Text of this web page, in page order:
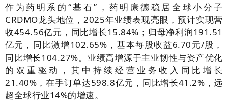
作为药明系的“基石”，药明康德稳居全球小分子
CRDMO龙头地位，2025年业绩表现亮眼，预计实现营
收454.56亿元，同比增长15.84%；归母净利润191.51
亿元，同比激增102.65%，基本每股收益6.70元/股，
同比增长104.27%。业绩高增源于主业韧性与资产优化
的双重驱动，其中持续经营业务收入同比增长
21.40%，在手订单达598.8亿元，同比增长41.2%，远
超全球行业14%的增速。